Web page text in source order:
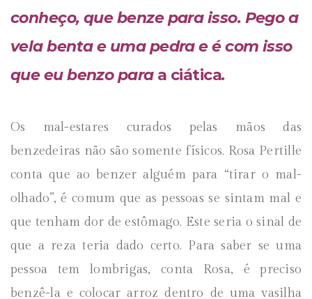
conheço, que benze para isso. Pego a
vela benta e uma pedra e é com isso
que eu benzo para a ciática.
Os mal-estares curados pelas mãos das
benzedeiras não são somente físicos. Rosa Pertille
conta que ao benzer alguém para “tirar o mal-
olhado”, é comum que as pessoas se sintam mal e
que tenham dor de estômago. Este seria o sinal de
que a reza teria dado certo. Para saber se uma
pessoa tem lombrigas, conta Rosa, é preciso
benzê-la e colocar arroz dentro de uma vasilha